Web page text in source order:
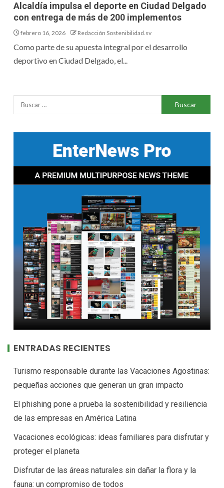
Alcaldía impulsa el deporte en Ciudad Delgado
con entrega de más de 200 implementos
febrero 16, 2026 Redacción Sostenibilidad.sv
Como parte de su apuesta integral por el desarrollo
deportivo en Ciudad Delgado, el...
ENTRADAS RECIENTES
Turismo responsable durante las Vacaciones Agostinas:
pequeñas acciones que generan un gran impacto
El phishing pone a prueba la sostenibilidad y resiliencia
de las empresas en América Latina
Vacaciones ecológicas: ideas familiares para disfrutar y
proteger el planeta
Disfrutar de las áreas naturales sin dañar la flora y la
fauna: un compromiso de todos